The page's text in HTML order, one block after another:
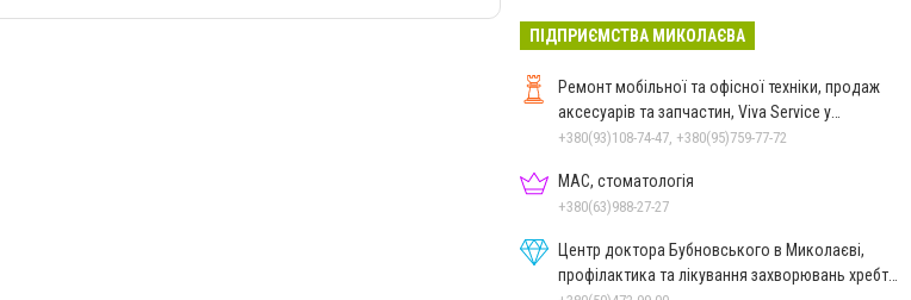
ПІДПРИЄМСТВА МИКОЛАЄВА
Ремонт мобільної та офісної техніки, продаж
аксесуарів та запчастин, Viva Service у
Миколаєві
+380(93)108-74-47, +380(95)759-77-72
МАС, стоматологія
+380(63)988-27-27
Центр доктора Бубновського в Миколаєві,
профілактика та лікування захворювань хребта